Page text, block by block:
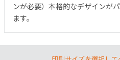
ンが必要）本格的なデザインが
ます。